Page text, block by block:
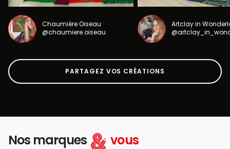
Chaumière Oiseau
@chaumiere.oiseau
Artclay in
PARTAGEZ VOS CRÉATIONS
Nos marques vous